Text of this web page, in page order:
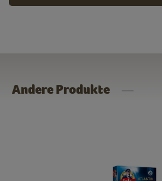
Andere Produkte